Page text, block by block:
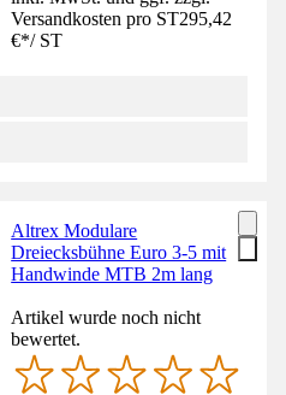
Versandkosten pro ST295,42
€*/ ST
Altrex Modulare
Dreiecksbühne Euro 3-5 mit
Handwinde MTB 2m lang
Artikel wurde noch nicht
bewertet.